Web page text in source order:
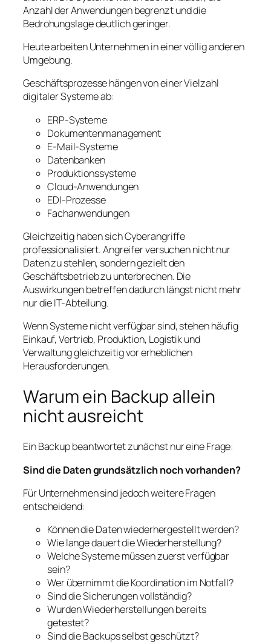
Anzahl der Anwendungen begrenzt und die
Bedrohungslage deutlich geringer.
Heute arbeiten Unternehmen in einer völlig anderen
Umgebung.
Geschäftsprozesse hängen von einer Vielzahl
digitaler Systeme ab:
ERP-Systeme
Dokumentenmanagement
E-Mail-Systeme
Datenbanken
Produktionssysteme
Cloud-Anwendungen
EDI-Prozesse
Fachanwendungen
Gleichzeitig haben sich Cyberangriffe
professionalisiert. Angreifer versuchen nicht nur
Daten zu stehlen, sondern gezielt den
Geschäftsbetrieb zu unterbrechen. Die
Auswirkungen betreffen dadurch längst nicht mehr
nur die IT-Abteilung.
Wenn Systeme nicht verfügbar sind, stehen häufig
Einkauf, Vertrieb, Produktion, Logistik und
Verwaltung gleichzeitig vor erheblichen
Herausforderungen.
Warum ein Backup allein
nicht ausreicht
Ein Backup beantwortet zunächst nur eine Frage:
Sind die Daten grundsätzlich noch vorhanden?
Für Unternehmen sind jedoch weitere Fragen
entscheidend:
Können die Daten wiederhergestellt werden?
Wie lange dauert die Wiederherstellung?
Welche Systeme müssen zuerst verfügbar
sein?
Wer übernimmt die Koordination im Notfall?
Sind die Sicherungen vollständig?
Wurden Wiederherstellungen bereits
getestet?
Sind die Backups selbst geschützt?